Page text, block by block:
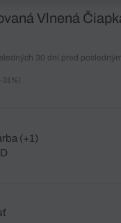
Vlnená
30 dní pred
31%)
(+1)